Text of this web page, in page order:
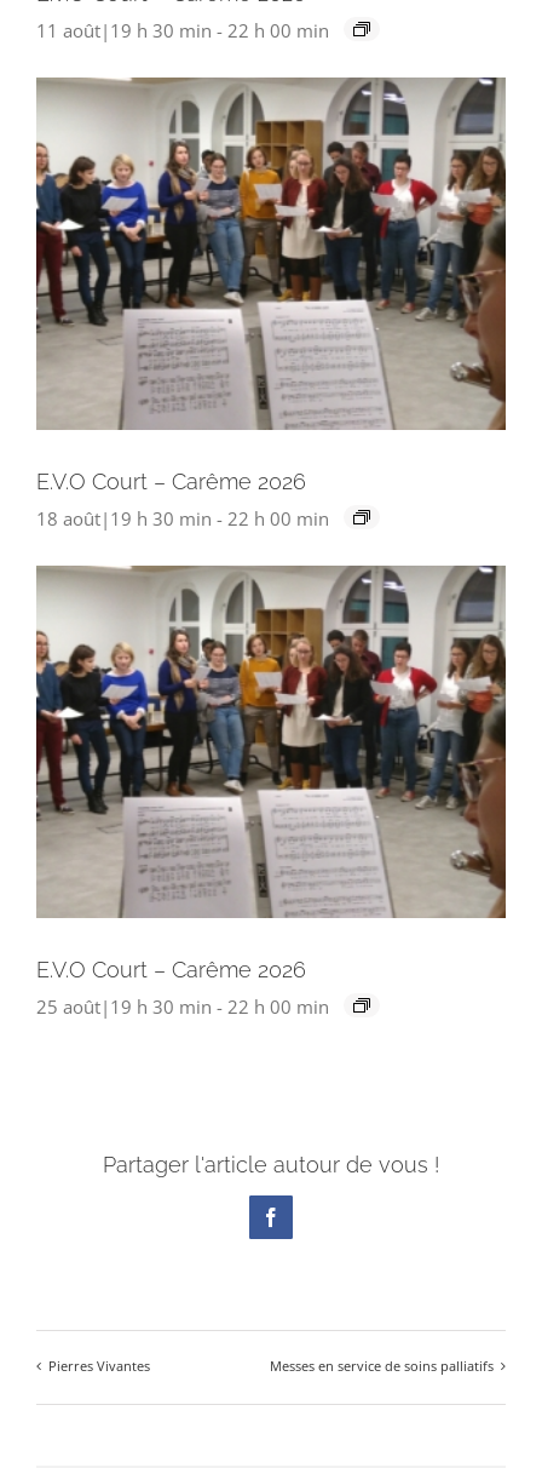
11 août|19 h 30 min - 22 h 00 min
E.V.O Court – Carême 2026
18 août|19 h 30 min - 22 h 00 min
E.V.O Court – Carême 2026
25 août|19 h 30 min - 22 h 00 min
Partager l'article autour de vous !
Facebook
Pierres Vivantes Messes en service de soins palliatifs